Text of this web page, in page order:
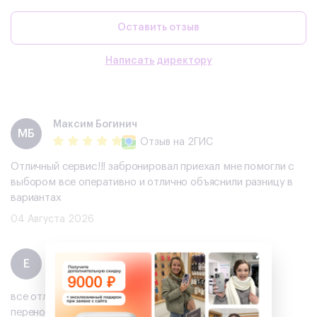
Оставить отзыв
Написать директору
МБ
Максим Богинич
Отзыв на 2ГИС
Отличный сервис!!! забронировал приехал мне помогли с
выбором все оперативно и отлично объяснили разницу в
вариантах
04 Августа 2026
Е
Екатерина
Отзывна Авито
все отлично)сделали скидку и подарок ,помогли с
переносом данных !рекомендую
×